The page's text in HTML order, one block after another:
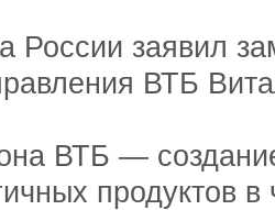
России заявил
ВТБ
ВТБ —
продуктов